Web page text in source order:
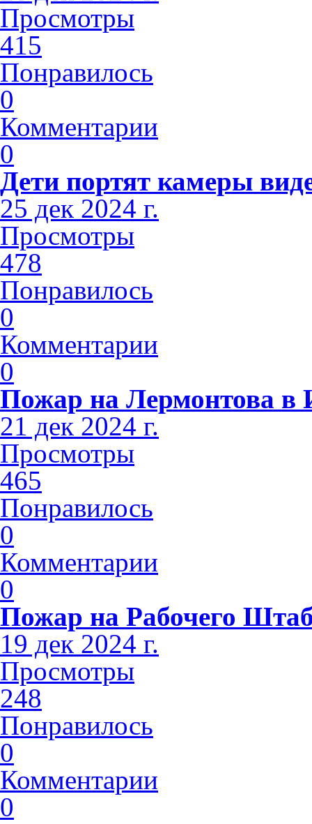
Просмотры
415
Понравилось
0
Комментарии
0
Дети портят камеры
25 дек 2024 г.
Просмотры
478
Понравилось
0
Комментарии
0
Пожар на Лермонтова в
21 дек 2024 г.
Просмотры
465
Понравилось
0
Комментарии
0
Пожар на Рабочего
19 дек 2024 г.
Просмотры
248
Понравилось
0
Комментарии
0